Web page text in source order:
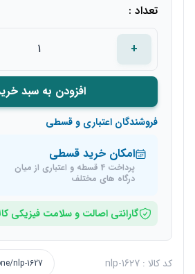
تعداد :
+
افزودن به سبد
فروشندگان اعتباری و قسطی
امکان خرید قسطی
پرداخت 4 قسطه و اعتباری از میان
درگاه های مختلف
گارانتی اصالت و سلامت فیزیکی
کد کالا : nlp-1627 nlp-1627